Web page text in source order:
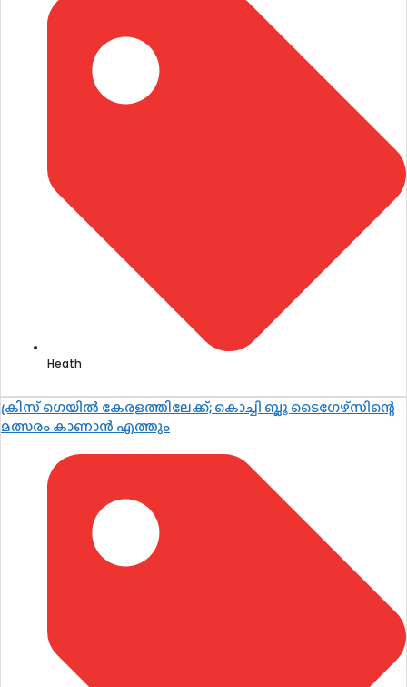
Heath
ക്രിസ് ഗെയിൽ കേരളത്തിലേക്ക്; കൊച്ചി ബ്ലൂ ടൈഗേഴ്സിന്റെ
മത്സരം കാണാൻ എത്തും